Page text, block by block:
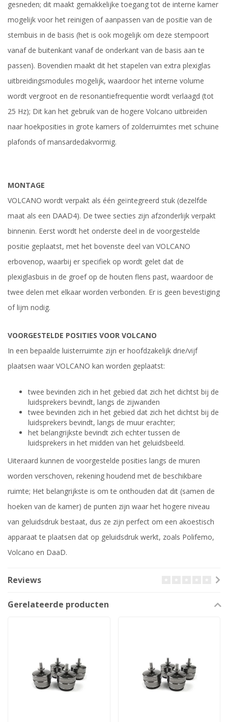
gesneden; dit maakt gemakkelijke toegang tot de interne kamer
mogelijk voor het reinigen of aanpassen van de positie van de
stembuis in de basis (het is ook mogelijk om deze stempoort
vanaf de buitenkant vanaf de onderkant van de basis aan te
passen). Bovendien maakt dit het stapelen van extra plexiglas
uitbreidingsmodules mogelijk, waardoor het interne volume
wordt vergroot en de resonantiefrequentie wordt verlaagd (tot
25 Hz); Dit kan het gebruik van de hogere Volcano uitbreiden
naar hoekposities in grote kamers of zolderruimtes met schuine
plafonds of mansardedakvormig.
MONTAGE
VOLCANO wordt verpakt als één geïntegreerd stuk (dezelfde
maat als een DAAD4). De twee secties zijn afzonderlijk verpakt
binnenin. Eerst wordt het onderste deel in de voorgestelde
positie geplaatst, met het bovenste deel van VOLCANO
erbovenop, waarbij er specifiek op wordt gelet dat de
plexiglasbuis in de groef op de houten flens past, waardoor de
twee delen met elkaar worden verbonden. Er is geen bevestiging
of lijm nodig.
VOORGESTELDE POSITIES VOOR VOLCANO
In een bepaalde luisterruimte zijn er hoofdzakelijk drie/vijf
plaatsen waar VOLCANO kan worden geplaatst:
twee bevinden zich in het gebied dat zich het dichtst bij de
luidsprekers bevindt, langs de zijwanden
twee bevinden zich in het gebied dat zich het dichtst bij de
luidsprekers bevindt, langs de muur erachter;
het belangrijkste bevindt zich echter tussen de
luidsprekers in het midden van het geluidsbeeld.
Uiteraard kunnen de voorgestelde posities langs de muren
worden verschoven, rekening houdend met de beschikbare
ruimte; Het belangrijkste is om te onthouden dat dit (samen de
hoeken van de kamer) de punten zijn waar het hogere niveau
van geluidsdruk bestaat, dus ze zijn perfect om een akoestisch
apparaat te plaatsen dat op geluidsdruk werkt, zoals Polifemo,
Volcano en DaaD.
Reviews
Gerelateerde producten